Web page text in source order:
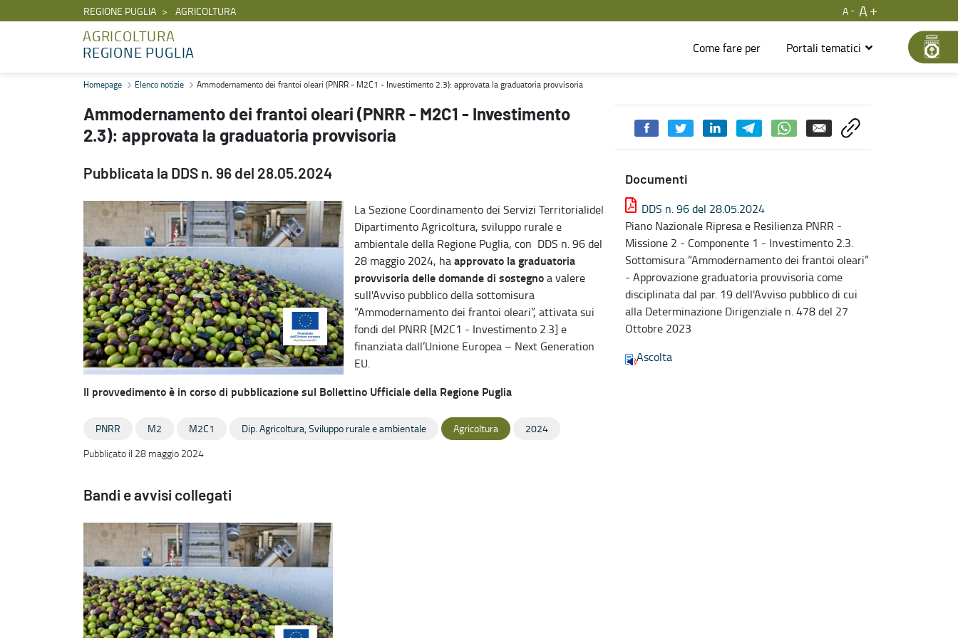
REGIONE PUGLIA AGRICOLTURA A
A
AGRICOLTURA
REGIONE PUGLIA
Come fare per Portali tematici
Ammodernamento dei frantoi oleari (PNRR - M2C1 - Investimento 2.3): approvata la graduatoria provvisoria - Agricoltura
Homepage Elenco notizie Ammodernamento dei frantoi oleari (PNRR - M2C1 - Investimento 2.3): approvata la graduatoria provvisoria
Ammodernamento dei frantoi oleari (PNRR - M2C1 - Investimento
2.3): approvata la graduatoria provvisoria
Pubblicata la DDS n. 96 del 28.05.2024
La Sezione Coordinamento dei Servizi Territorialidel
Dipartimento Agricoltura, sviluppo rurale e
ambientale della Regione Puglia, con DDS n. 96 del
28 maggio 2024, haapprovato la graduatoria
provvisoria delle domande di sostegnoa valere
sull'Avviso pubblico della sottomisura
“Ammodernamento dei frantoi oleari”, attivata sui
fondi del PNRR [M2C1 - Investimento 2.3] e
finanziata dall’Unione Europea – Next Generation
EU.
Il provvedimento è in corso di pubblicazione sul Bollettino Ufficiale della Regione Puglia
Documenti
DDS n. 96 del 28.05.2024
Piano Nazionale Ripresa e Resilienza PNRR -
Missione 2 - Componente 1 - Investimento 2.3.
Sottomisura “Ammodernamento dei frantoi oleari”
- Approvazione graduatoria provvisoria come
disciplinata dal par. 19 dell'Avviso pubblico di cui
alla Determinazione Dirigenziale n. 478 del 27
Ottobre 2023
Ascolta
PNRR M2 M2C1 Dip. Agricoltura, Sviluppo rurale e ambientale Agricoltura
2024
Pubblicato il 28 maggio 2024
Bandi e avvisi collegati